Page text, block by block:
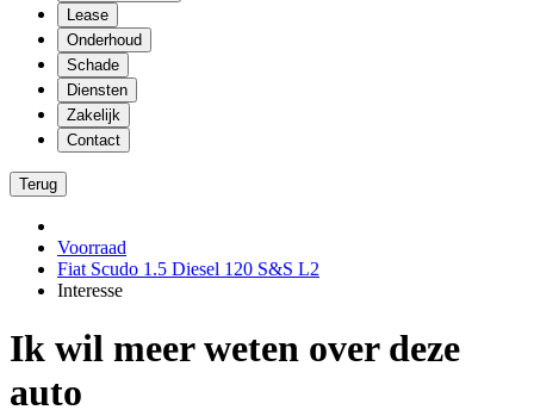
Lease
Onderhoud
Schade
Diensten
Zakelijk
Contact
Terug
Voorraad
Fiat Scudo 1.5 Diesel 120 S&S L2
Interesse
Ik wil meer weten over deze
auto